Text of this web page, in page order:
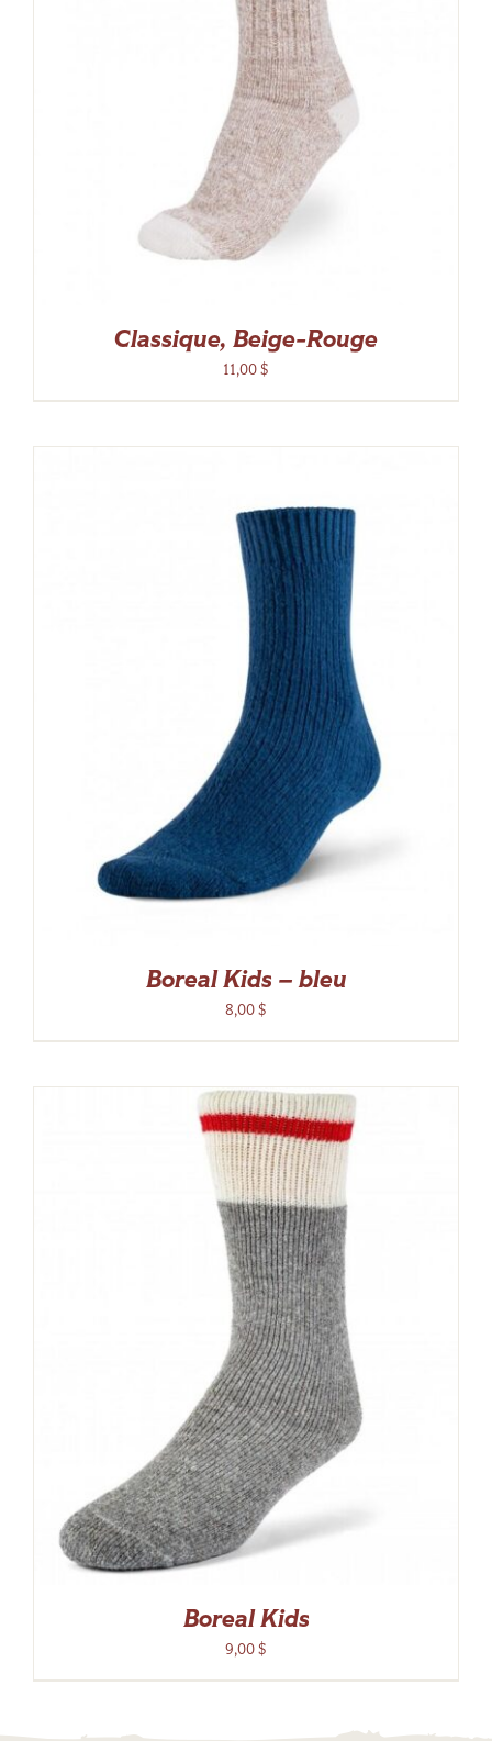
Classique, Beige-Rouge
11,00$
Boreal Kids – bleu
8,00$
Boreal Kids
9,00$